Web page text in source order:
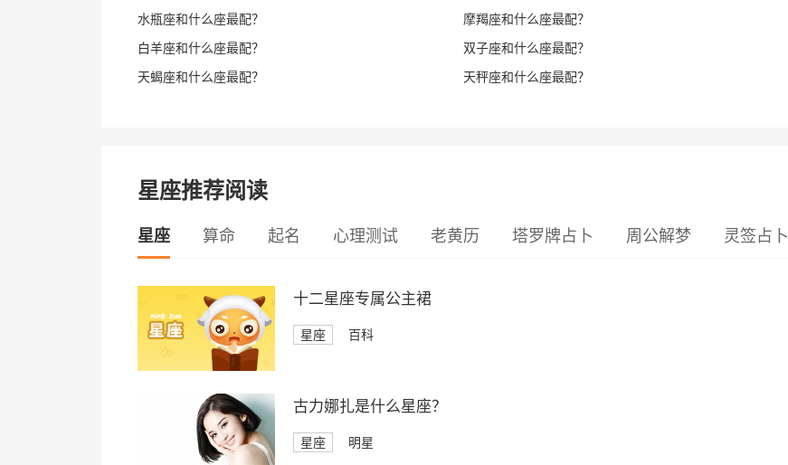
水瓶座和什么座最配？
摩羯座和什么座最配？
白羊座和什么座最配？
双子座和什么座最配？
天蝎座和什么座最配？
天秤座和什么座最配？
星座推荐阅读
星座 算命 起名 心理测试 老黄历 塔罗牌占卜 周公解梦 灵签占卜
十二星座专属公主裙
星座 百科
古力娜扎是什么星座？
星座 明星